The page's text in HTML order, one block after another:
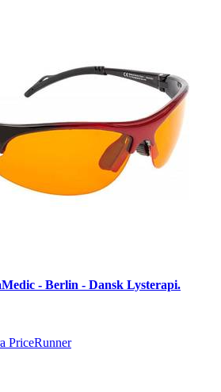
- Berlin - Dansk Lysterapi.
PriceRunner